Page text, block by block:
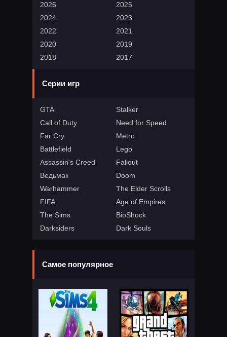
2026
2025
2024
2023
2022
2021
2020
2019
2018
2017
Серии игр
GTA
Stalker
Call of Duty
Need for Speed
Far Cry
Metro
Battlefield
Lego
Assassin's Creed
Fallout
Ведьмак
Doom
Warhammer
The Elder Scrolls
FIFA
Age of Empires
The Sims
BioShock
Darksiders
Dark Souls
Самое популярное